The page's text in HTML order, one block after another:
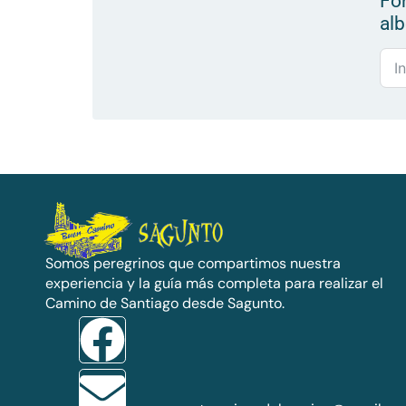
Somos peregrinos que compartimos nuestra
experiencia y la guía más completa para realizar el
Camino de Santiago desde Sagunto.